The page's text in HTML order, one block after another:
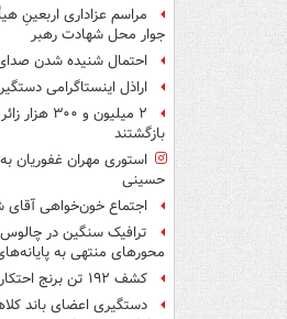
مراسم عزاداری اربعینِ
جوار محل شهادت رهبر
احتمال شنیده شدن
اراذل اینستاگرامی
۲ میلیون و
بازگشتند
استوری مهران غفوریان
حسینی
اجتماع خون‌خواهی آقای
ترافیک سنگین در چالوس
محورهای منتهی به
کشف ۱۹۲ تن برنج احتکارشده در بندرعباس